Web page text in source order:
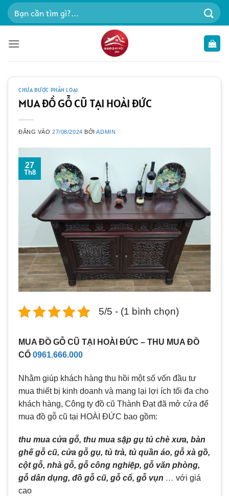
Bỏ
qua
dung
Tìm
kiếm:
CHƯA ĐƯỢC PHÂN LOẠI
MUA ĐỒ GỖ CŨ TẠI HOÀI ĐỨC
ĐĂNG VÀO27/08/2024 BỞIADMIN
27
Th8
5/5 - (1 bình chọn)
MUA ĐỒ GỖ CŨ TẠI HOÀI ĐỨC – THU MUA ĐỒ
CỔ 0961.666.000
Nhằm giúp khách hàng thu hồi một số vốn đầu tư
mua thiết bị kinh doanh và mang lại lợi ích tối đa cho
khách hàng, Công ty đồ cũ Thành Đạt đã mở cửa để
mua đồ gỗ cũ tại HOÀI ĐỨC bao gồm:
thu mua cửa gỗ, thu mua sập gụ tủ chè xưa, bàn
ghế gỗ cũ, cửa gỗ gụ, tủ trà, tủ quần áo, gỗ xà gồ,
cột gỗ, nhà gỗ, gỗ công nghiệp, gỗ văn phòng,
gỗ dân dụng, đồ gỗ cũ, gỗ cổ, gỗ vụn … với giá
cao